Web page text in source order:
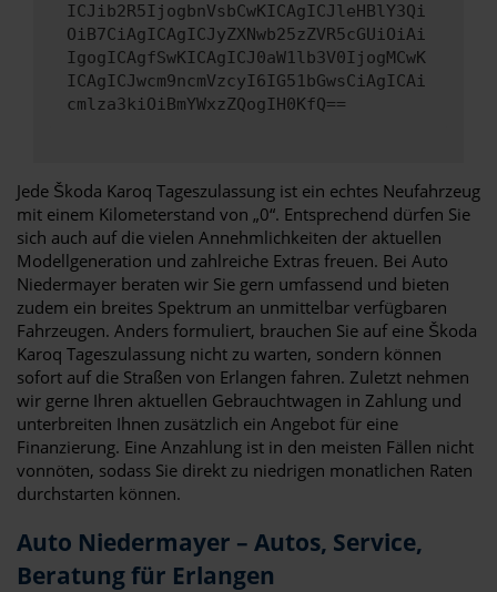
ICJib2R5IjogbnVsbCwKICAgICJleHBlY3Qi
OiB7CiAgICAgICJyZXNwb25zZVR5cGUiOiAi
IgogICAgfSwKICAgICJ0aW1lb3V0IjogMCwK
ICAgICJwcm9ncmVzcyI6IG51bGwsCiAgICAi
cmlza3kiOiBmYWxzZQogIH0KfQ==
Jede Škoda Karoq Tageszulassung ist ein echtes Neufahrzeug
mit einem Kilometerstand von „0“. Entsprechend dürfen Sie
sich auch auf die vielen Annehmlichkeiten der aktuellen
Modellgeneration und zahlreiche Extras freuen. Bei Auto
Niedermayer beraten wir Sie gern umfassend und bieten
zudem ein breites Spektrum an unmittelbar verfügbaren
Fahrzeugen. Anders formuliert, brauchen Sie auf eine Škoda
Karoq Tageszulassung nicht zu warten, sondern können
sofort auf die Straßen von Erlangen fahren. Zuletzt nehmen
wir gerne Ihren aktuellen Gebrauchtwagen in Zahlung und
unterbreiten Ihnen zusätzlich ein Angebot für eine
Finanzierung. Eine Anzahlung ist in den meisten Fällen nicht
vonnöten, sodass Sie direkt zu niedrigen monatlichen Raten
durchstarten können.
Auto Niedermayer – Autos, Service,
Beratung für Erlangen